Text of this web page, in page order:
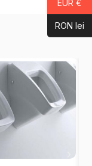
EUR €
RON lei